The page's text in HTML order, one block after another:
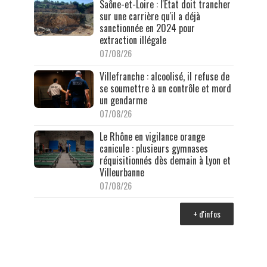
Saône-et-Loire : l'État doit trancher
sur une carrière qu'il a déjà
sanctionnée en 2024 pour
extraction illégale
07/08/26
Villefranche : alcoolisé, il refuse de
se soumettre à un contrôle et mord
un gendarme
07/08/26
Le Rhône en vigilance orange
canicule : plusieurs gymnases
réquisitionnés dès demain à Lyon et
Villeurbanne
07/08/26
+ d'infos